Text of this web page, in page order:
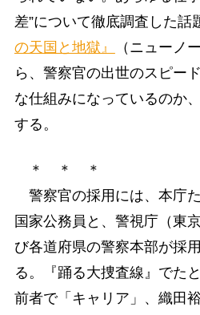
差”について徹底調査した話
の天国と地獄』
（ニューノ
ら、警察官の出世のスピー
な仕組みになっているのか
する。
＊ ＊ ＊
警察官の採用には、本庁
国家公務員と、警視庁（東
び各道府県の警察本部が採
る。『踊る大捜査線』でた
前者で「キャリア」、織田